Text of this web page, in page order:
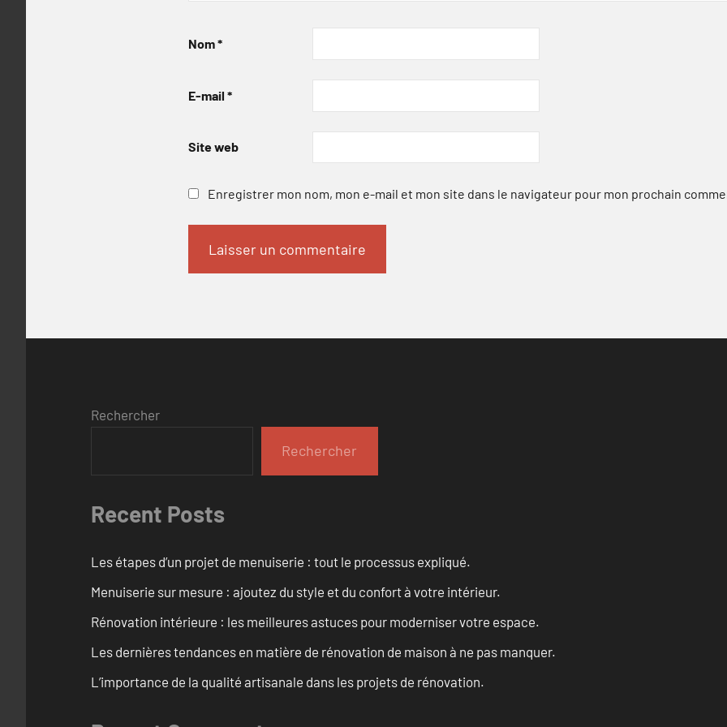
Nom*
E-mail *
Site web
Enregistrer mon nom, mon e-mail et mon site dans le navigateur pour mon prochain
Rechercher
Rechercher
Recent Posts
Les étapes d’un projet de menuiserie : tout le processus expliqué.
Menuiserie sur mesure : ajoutez du style et du confort à votre intérieur.
Rénovation intérieure : les meilleures astuces pour moderniser votre espace.
Les dernières tendances en matière de rénovation de maison à ne pas manquer.
L’importance de la qualité artisanale dans les projets de rénovation.